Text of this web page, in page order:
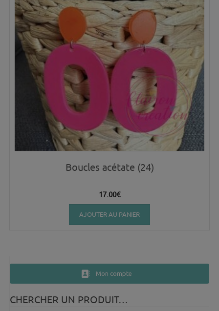
Boucles acétate (24)
17.00€
AJOUTER AU PANIER
Mon compte
CHERCHER UN PRODUIT…